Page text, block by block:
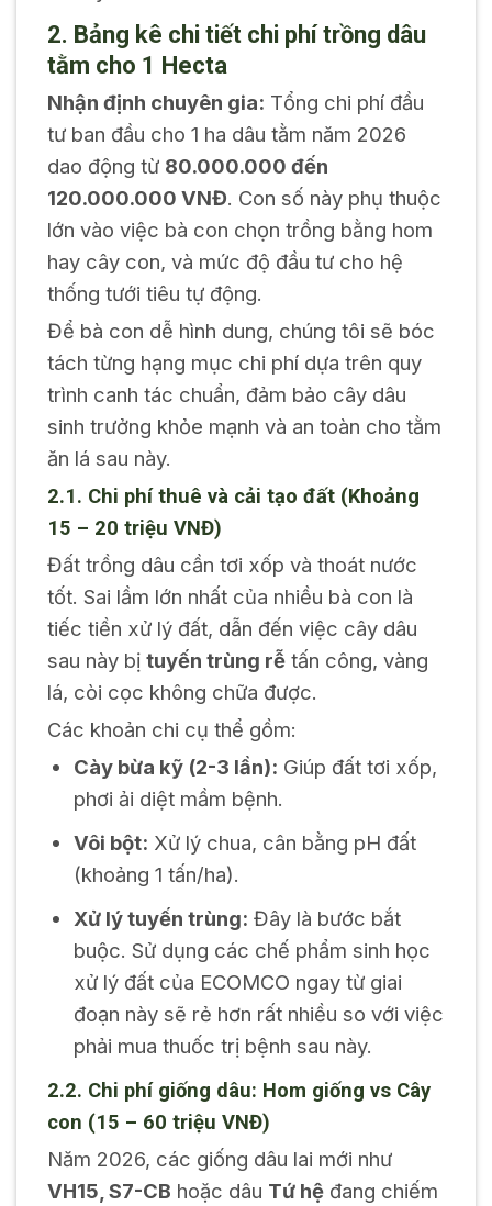
2. Bảng kê chi tiết chi phí trồng dâu
tằm cho 1 Hecta
Nhận định chuyên gia: Tổng chi phí đầu
tư ban đầu cho 1 ha dâu tằm năm 2026
dao động từ 80.000.000 đến
120.000.000 VNĐ. Con số này phụ thuộc
lớn vào việc bà con chọn trồng bằng hom
hay cây con, và mức độ đầu tư cho hệ
thống tưới tiêu tự động.
Để bà con dễ hình dung, chúng tôi sẽ bóc
tách từng hạng mục chi phí dựa trên quy
trình canh tác chuẩn, đảm bảo cây dâu
sinh trưởng khỏe mạnh và an toàn cho tằm
ăn lá sau này.
2.1. Chi phí thuê và cải tạo đất (Khoảng
15 – 20 triệu VNĐ)
Đất trồng dâu cần tơi xốp và thoát nước
tốt. Sai lầm lớn nhất của nhiều bà con là
tiếc tiền xử lý đất, dẫn đến việc cây dâu
sau này bị tuyến trùng rễtấn công, vàng
lá, còi cọc không chữa được.
Các khoản chi cụ thể gồm:
Cày bừa kỹ (2-3 lần): Giúp đất tơi xốp,
phơi ải diệt mầm bệnh.
Vôi bột: Xử lý chua, cân bằng pH đất
(khoảng 1 tấn/ha).
Xử lý tuyến trùng: Đây là bước bắt
buộc. Sử dụng các chế phẩm sinh học
xử lý đất của ECOMCO ngay từ giai
đoạn này sẽ rẻ hơn rất nhiều so với việc
phải mua thuốc trị bệnh sau này.
2.2. Chi phí giống dâu: Hom giống vs Cây
con (15 – 60 triệu VNĐ)
Năm 2026, các giống dâu lai mới như
VH15, S7-CB hoặc dâu Tứ hệđang chiếm